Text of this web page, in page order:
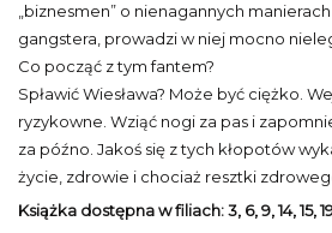
„biznesmen” o nienagannych
gangstera, prowadzi w niej mocno
Co począć z tym fantem?
Spławić Wiesława? Może być ciężko.
ryzykowne. Wziąć nogi za pas i
za późno. Jakoś się z tych kłopotów
życie, zdrowie i chociaż resztki
Książka dostępna w filiach: 3, 6, 9, 14, 15,